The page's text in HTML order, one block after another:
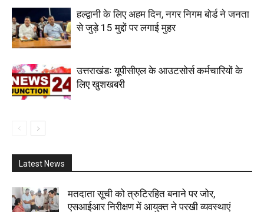
हल्द्वानी के लिए अहम दिन, नगर निगम बोर्ड ने जनता
से जुड़े 15 मुद्दों पर लगाई मुहर
उत्तराखंडः यूपीसीएल के आउटसोर्स कर्मचारियों के
लिए खुशखबरी
Latest News
मतदाता सूची को त्रुटिरहित बनाने पर जोर,
एसआईआर निरीक्षण में आयुक्त ने परखी व्यवस्थाएं